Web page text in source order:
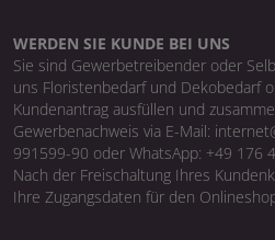
WERDEN SIE KUNDE BEI UNS
Sie sind Gewerbetreibender oder
uns Floristenbedarf und Dekobedarf
Kundenantrag ausfüllen und
Gewerbenachweis via E-Mail:
991599-90 oder WhatsApp: +49 176
Nach der Freischaltung Ihres
Ihre Zugangsdaten für den